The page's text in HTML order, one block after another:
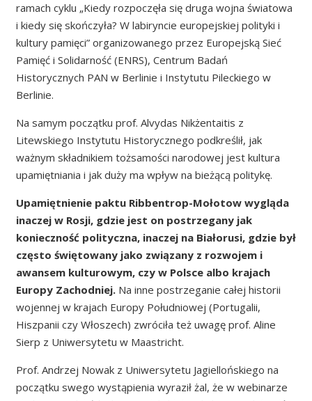
ramach cyklu „Kiedy rozpoczęła się druga wojna światowa
i kiedy się skończyła? W labiryncie europejskiej polityki i
kultury pamięci” organizowanego przez Europejską Sieć
Pamięć i Solidarność (ENRS), Centrum Badań
Historycznych PAN w Berlinie i Instytutu Pileckiego w
Berlinie.
Na samym początku prof. Alvydas Nikżentaitis z
Litewskiego Instytutu Historycznego podkreślił, jak
ważnym składnikiem tożsamości narodowej jest kultura
upamiętniania i jak duży ma wpływ na bieżącą politykę.
Upamiętnienie paktu Ribbentrop-Mołotow wygląda
inaczej w Rosji, gdzie jest on postrzegany jak
konieczność polityczna, inaczej na Białorusi, gdzie był
często świętowany jako związany z rozwojem i
awansem kulturowym, czy w Polsce albo krajach
Europy Zachodniej. Na inne postrzeganie całej historii
wojennej w krajach Europy Południowej (Portugalii,
Hiszpanii czy Włoszech) zwróciła też uwagę prof. Aline
Sierp z Uniwersytetu w Maastricht.
Prof. Andrzej Nowak z Uniwersytetu Jagiellońskiego na
początku swego wystąpienia wyraził żal, że w webinarze